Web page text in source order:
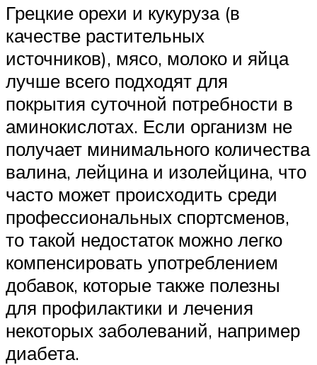
Грецкие орехи и кукуруза (в
качестве растительных
источников), мясо, молоко и яйца
лучше всего подходят для
покрытия суточной потребности в
аминокислотах. Если организм не
получает минимального количества
валина, лейцина и изолейцина, что
часто может происходить среди
профессиональных спортсменов,
то такой недостаток можно легко
компенсировать употреблением
добавок, которые также полезны
для профилактики и лечения
некоторых заболеваний, например
диабета.